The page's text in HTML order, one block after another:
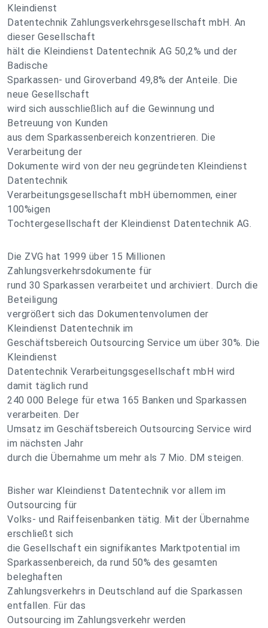
Kleindienst
Datentechnik Zahlungsverkehrsgesellschaft mbH. An
dieser Gesellschaft
hält die Kleindienst Datentechnik AG 50,2% und der
Badische
Sparkassen- und Giroverband 49,8% der Anteile. Die
neue Gesellschaft
wird sich ausschließlich auf die Gewinnung und
Betreuung von Kunden
aus dem Sparkassenbereich konzentrieren. Die
Verarbeitung der
Dokumente wird von der neu gegründeten Kleindienst
Datentechnik
Verarbeitungsgesellschaft mbH übernommen, einer
100%igen
Tochtergesellschaft der Kleindienst Datentechnik AG.
Die ZVG hat 1999 über 15 Millionen
Zahlungsverkehrsdokumente für
rund 30 Sparkassen verarbeitet und archiviert. Durch die
Beteiligung
vergrößert sich das Dokumentenvolumen der
Kleindienst Datentechnik im
Geschäftsbereich Outsourcing Service um über 30%. Die
Kleindienst
Datentechnik Verarbeitungsgesellschaft mbH wird
damit täglich rund
240 000 Belege für etwa 165 Banken und Sparkassen
verarbeiten. Der
Umsatz im Geschäftsbereich Outsourcing Service wird
im nächsten Jahr
durch die Übernahme um mehr als 7 Mio. DM steigen.
Bisher war Kleindienst Datentechnik vor allem im
Outsourcing für
Volks- und Raiffeisenbanken tätig. Mit der Übernahme
erschließt sich
die Gesellschaft ein signifikantes Marktpotential im
Sparkassenbereich, da rund 50% des gesamten
beleghaften
Zahlungsverkehrs in Deutschland auf die Sparkassen
entfallen. Für das
Outsourcing im Zahlungsverkehr werden